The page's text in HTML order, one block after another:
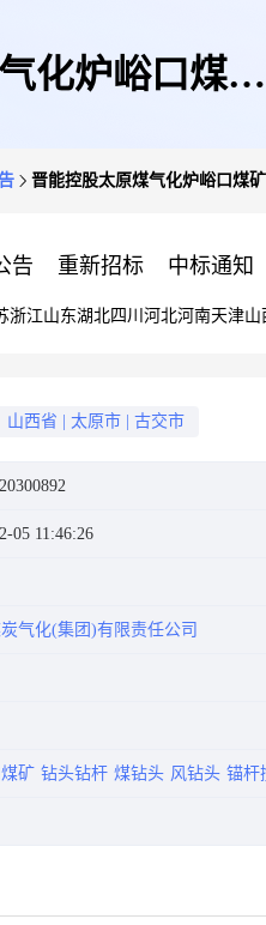
化炉峪口煤矿
公司炉峪口煤
晋能控股太原煤气化炉峪口煤
告 重新招标 中标通知
浙江山东湖北四川 河北河南天津山
山西省 太原市 古交市
05 11:46:26
气化(集团)有限责任公司
矿 钻头钻杆 煤钻头 风钻头 锚杆